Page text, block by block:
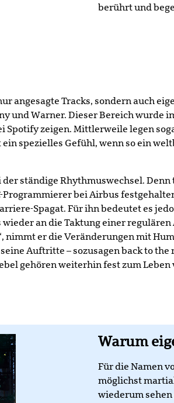
berührt und
angesagte Tracks, sondern auch
und Warner. Dieser Bereich wurde
zeigen. Mittlerweile legen
ein spezielles Gefühl, wenn so ein
ständige Rhythmuswechsel.
bei Airbus
Spagat. Für ihn bedeutet es
an die Taktung einer
nimmt er die Veränderungen mit
Auftritte – sozusagen back to the
gehören weiterhin fest zum Leben
Warum
Für die Namen
möglichst
wiederum sehen